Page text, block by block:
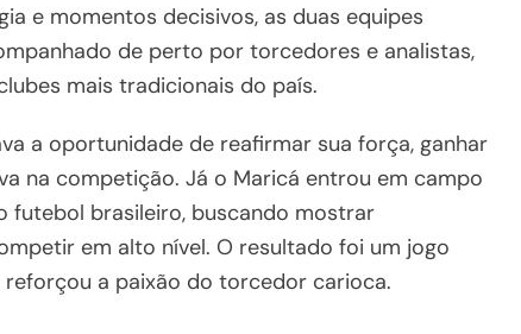
e momentos decisivos, as duas equipes
de perto por torcedores e analistas,
mais tradicionais do país.
a oportunidade de reafirmar sua força, ganhar
na competição. Já o Maricá entrou em campo
futebol brasileiro, buscando mostrar
em alto nível. O resultado foi um jogo
a paixão do torcedor carioca.